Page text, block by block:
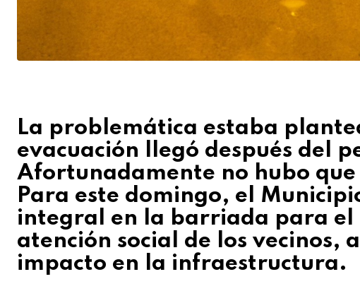
La problemática estaba
evacuación llegó después del
Afortunadamente no hubo
Para este domingo, el
integral en la barriada para el
atención social de los vecinos,
impacto en la infraestructura.